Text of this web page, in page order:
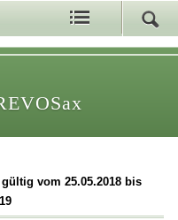
vom 25.05.2018 bis